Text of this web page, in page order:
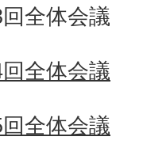
全体会議
全体会議
全体会議